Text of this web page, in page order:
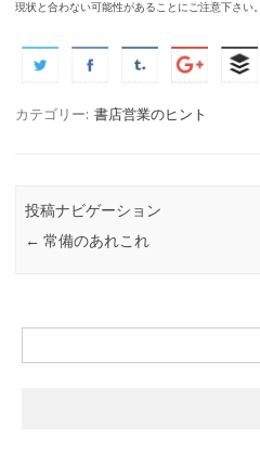
現状と合わない可能性があることにご注意下さい。
カテゴリー: 書店営業のヒント
投稿ナビゲーション
← 常備のあれこれ
索: